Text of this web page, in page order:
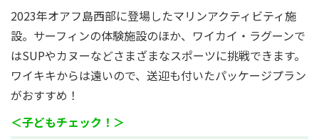
2023年オアフ島西部に登場したマリンアクティビティ施
設。サーフィンの体験施設のほか、ワイカイ・ラグーンで
はSUPやカヌーなどさまざまなスポーツに挑戦できます。
ワイキキからは遠いので、送迎も付いたパッケージプラン
がおすすめ！
＜子どもチェック！＞